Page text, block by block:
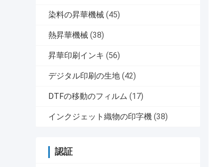
染料の昇華機械 (45)
熱昇華機械 (38)
昇華印刷インキ (56)
デジタル印刷の生地 (42)
DTFの移動のフィルム (17)
インクジェット織物の印字機 (38)
認証